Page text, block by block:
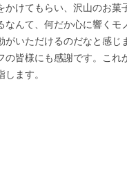
ベルゼ
地魚ざんまい一心
食事処もみじ
けてもらい、沢山のお菓
なんて、何だか心に響く
がいただけるのだなと感
の皆様にも感謝です。こ
ます。